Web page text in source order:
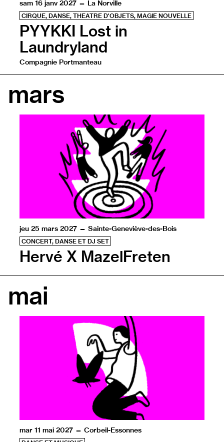
sam 16 janv 2027 — La Norville
CIRQUE, DANSE, THEATRE D'OBJETS, MAGIE NOUVELLE
PYYKKI Lost in
Laundryland
Compagnie Portmanteau
mars
jeu 25 mars 2027 — Sainte-Geneviève-des-Bois
CONCERT, DANSE ET DJ SET
Hervé X MazelFreten
mai
mar 11 mai 2027 — Corbeil-Essonnes